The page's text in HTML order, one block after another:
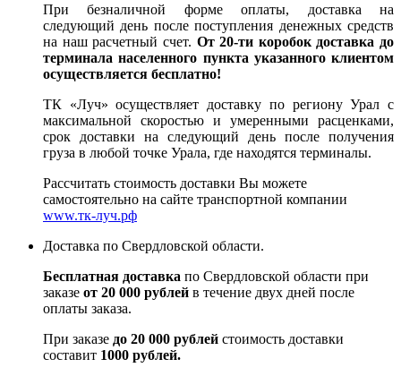
При безналичной форме оплаты, доставка на
следующий день после поступления денежных средств
на наш расчетный счет. От 20-ти коробок доставка до
терминала населенного пункта указанного клиентом
осуществляется бесплатно!
ТК «Луч» осуществляет доставку по региону Урал с
максимальной скоростью и умеренными расценками,
срок доставки на следующий день после получения
груза в любой точке Урала, где находятся терминалы.
Рассчитать стоимость доставки Вы можете
самостоятельно на сайте транспортной компании
www.тк-луч.рф
Доставка по Свердловской области.
Бесплатная доставка по Свердловской области при
заказе от 20 000 рублей в течение двух дней после
оплаты заказа.
При заказе до 20 000 рублей стоимость доставки
составит 1000 рублей.